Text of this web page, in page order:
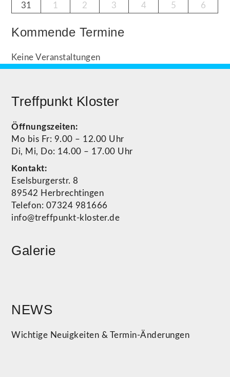
31
1 2 3 4 5 6
Kommende Termine
Keine Veranstaltungen
Treffpunkt Kloster
Öffnungszeiten:
Mo bis Fr: 9.00 – 12.00 Uhr
Di, Mi, Do: 14.00 – 17.00 Uhr
Kontakt:
Eselsburgerstr. 8
89542 Herbrechtingen
Telefon: 07324 981666
info@treffpunkt-kloster.de
Galerie
NEWS
Wichtige Neuigkeiten & Termin-Änderungen